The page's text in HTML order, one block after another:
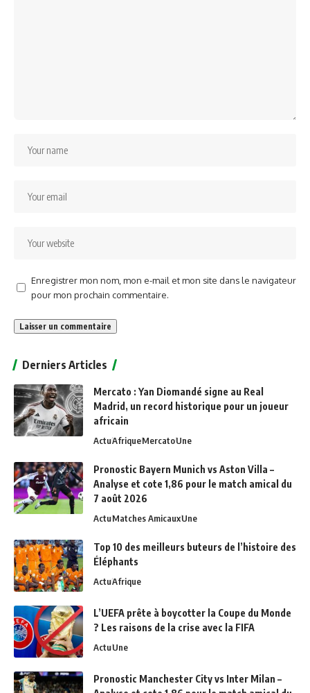
Enregistrer mon nom, mon e-mail et mon site dans le navigateur
pour mon prochain commentaire.
Derniers Articles
Mercato : Yan Diomandé signe au Real
Madrid, un record historique pour un joueur
africain
ActuAfriqueMercatoUne
Pronostic Bayern Munich vs Aston Villa –
Analyse et cote 1,86 pour le match amical du
7 août 2026
ActuMatches AmicauxUne
Top 10 des meilleurs buteurs de l’histoire des
Éléphants
ActuAfrique
L’UEFA prête à boycotter la Coupe du Monde
? Les raisons de la crise avec la FIFA
ActuUne
Pronostic Manchester City vs Inter Milan –